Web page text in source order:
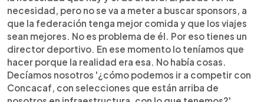
necesidad, pero no se va a meter a buscar sponsors, a
que la federación tenga mejor comida y que los viajes
sean mejores. No es problema de él. Por eso tienes un
director deportivo. En ese momento lo teníamos que
hacer porque la realidad era esa. No había cosas.
Decíamos nosotros '¿cómo podemos ir a competir con
Concacaf, con selecciones que están arriba de